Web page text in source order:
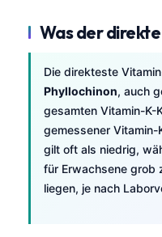
Was der
Die direkteste
Phyllochinon, auch
gesamten Vitamin-K-
gemessener Vitamin-
gilt oft als niedrig,
für Erwachsene grob
liegen, je nach